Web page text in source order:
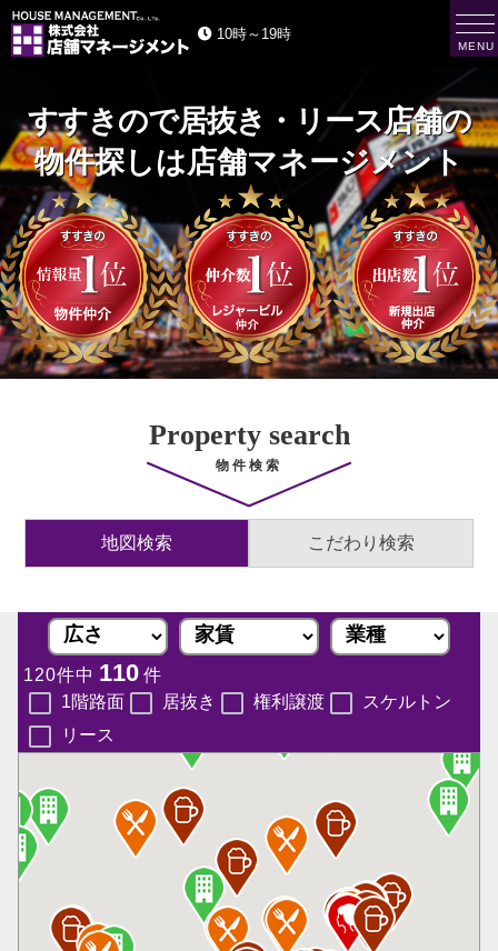
株
マ
ネ
ー
ジ
メ
U
S
E
M
A
N
A
G
E
M
E
N
T
10時～19時
Property search
物件検索
地図検索 こだわり検索
120件中 110件
1階路面
居抜き 権利譲渡
スケルトン
リース
t
o
g
g
e
n
a
v
i
a
t
i
o
n
MENU